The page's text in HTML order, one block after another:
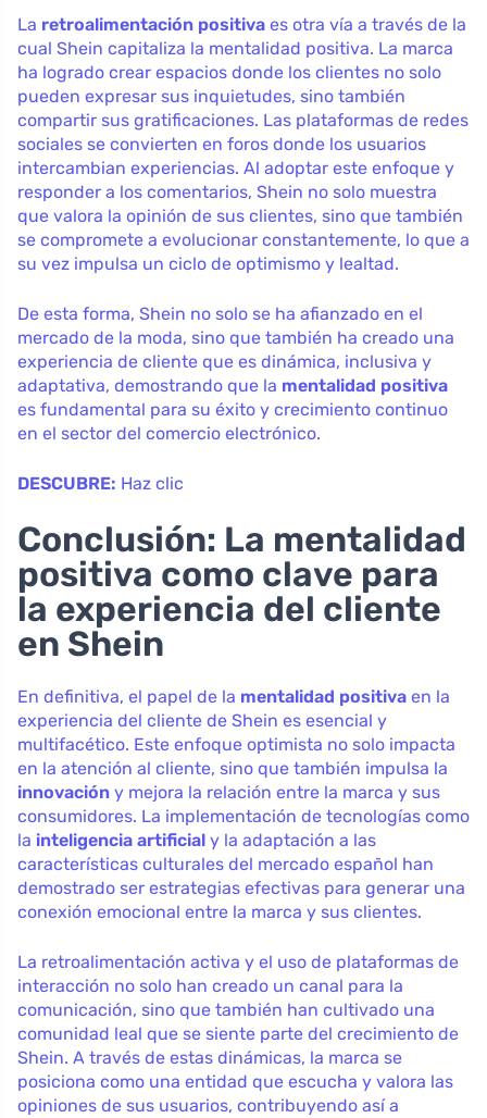
La retroalimentación positiva es otra vía a través de la
cual Shein capitaliza la mentalidad positiva. La marca
ha logrado crear espacios donde los clientes no solo
pueden expresar sus inquietudes, sino también
compartir sus gratificaciones. Las plataformas de redes
sociales se convierten en foros donde los usuarios
intercambian experiencias. Al adoptar este enfoque y
responder a los comentarios, Shein no solo muestra
que valora la opinión de sus clientes, sino que también
se compromete a evolucionar constantemente, lo que a
su vez impulsa un ciclo de optimismo y lealtad.
De esta forma, Shein no solo se ha afianzado en el
mercado de la moda, sino que también ha creado una
experiencia de cliente que es dinámica, inclusiva y
adaptativa, demostrando que la mentalidad positiva
es fundamental para su éxito y crecimiento continuo
en el sector del comercio electrónico.
DESCUBRE: Haz clic
Conclusión: La mentalidad
positiva como clave para
la experiencia del cliente
en Shein
En definitiva, el papel de la mentalidad positiva en la
experiencia del cliente de Shein es esencial y
multifacético. Este enfoque optimista no solo impacta
en la atención al cliente, sino que también impulsa la
innovación y mejora la relación entre la marca y sus
consumidores. La implementación de tecnologías como
la inteligencia artificial y la adaptación a las
características culturales del mercado español han
demostrado ser estrategias efectivas para generar una
conexión emocional entre la marca y sus clientes.
La retroalimentación activa y el uso de plataformas de
interacción no solo han creado un canal para la
comunicación, sino que también han cultivado una
comunidad leal que se siente parte del crecimiento de
Shein. A través de estas dinámicas, la marca se
posiciona como una entidad que escucha y valora las
opiniones de sus usuarios, contribuyendo así a